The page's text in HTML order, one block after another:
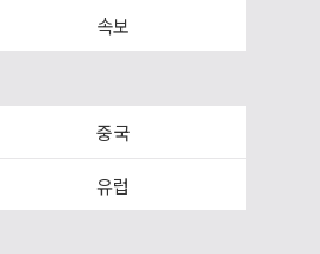
속보
중국
유럽